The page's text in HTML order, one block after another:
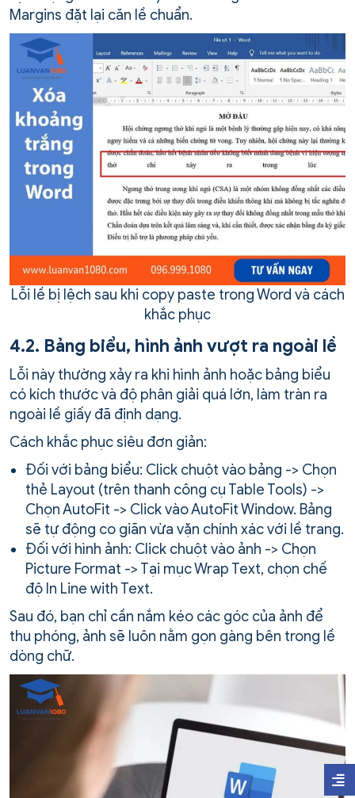
Margins đặt lại căn lề chuẩn.
Lỗi lề bị lệch sau khi copy paste trong Word và cách
khắc phục
4.2. Bảng biểu, hình ảnh vượt ra ngoài lề
Lỗi này thường xảy ra khi hình ảnh hoặc bảng biểu
có kích thước và độ phân giải quá lớn, làm tràn ra
ngoài lề giấy đã định dạng.
Cách khắc phục siêu đơn giản:
Đối với bảng biểu: Click chuột vào bảng -> Chọn
thẻ Layout (trên thanh công cụ Table Tools) ->
Chọn AutoFit -> Click vào AutoFit Window. Bảng
sẽ tự động co giãn vừa vặn chính xác với lề trang.
Đối với hình ảnh: Click chuột vào ảnh -> Chọn
Picture Format -> Tại mục Wrap Text, chọn chế
độ In Line with Text.
Sau đó, bạn chỉ cần nắm kéo các góc của ảnh để
thu phóng, ảnh sẽ luôn nằm gọn gàng bên trong lề
dòng chữ.